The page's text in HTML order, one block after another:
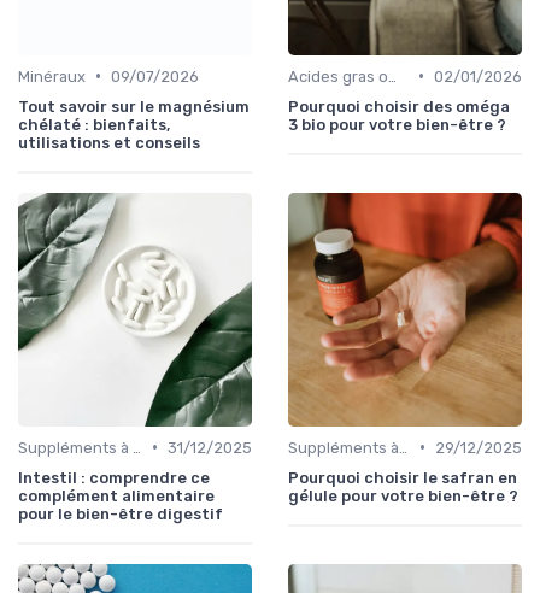
Minéraux • 09/07/2026
Tout savoir sur le magnésium
chélaté : bienfaits,
utilisations et conseils
• 02/01/2026
Pourquoi choisir des oméga
3 bio pour votre bien-être ?
• 31/12/2025
Intestil : comprendre ce
complément alimentaire
pour le bien-être digestif
•
29/12/2025
Pourquoi choisir le safran en
gélule pour votre bien-être ?